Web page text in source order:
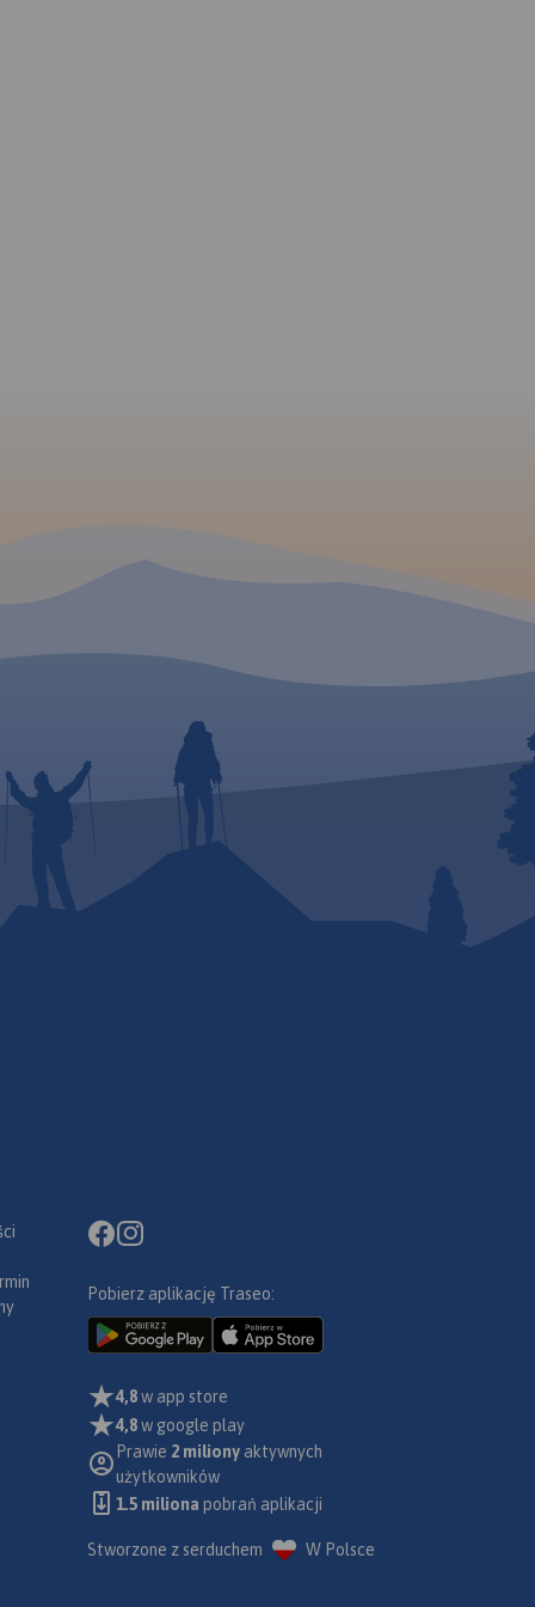
Pobierz aplikację Traseo:
4,8w app store
4,8w google play
Prawie 2 miliony aktywnych
użytkowników
1.5 miliona pobrań aplikacji
Stworzone z serduchem W Polsce